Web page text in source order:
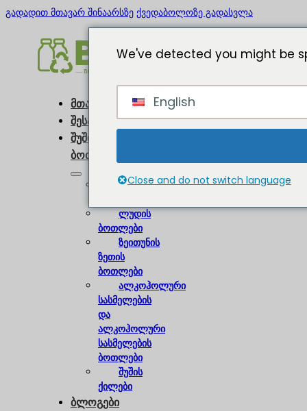
გადადით მთავარ შინაარსზე ქვედაბოლოზე გადასვლა
მთავარი
შესახებ
შუშის
ბოთლები
ღვინის
ლუდის
ბოთლები
ზეითუნის
ზეთის
ბოთლები
ალკოჰოლური
სასმელების
და
ალკოჰოლური
სასმელების
ბოთლები
შუშის
ქილები
ბლოგები
We've detected you might be
English
Close and do not switch language